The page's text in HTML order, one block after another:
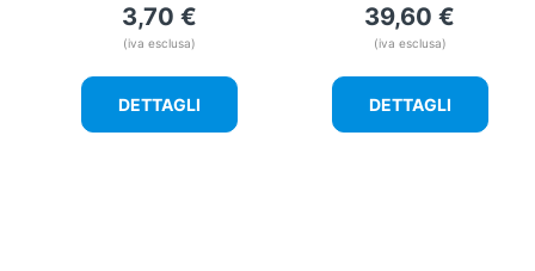
3,70 €
(iva esclusa)
DETTAGLI
39,60 €
(iva esclusa)
DETTAGLI